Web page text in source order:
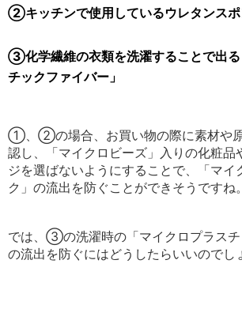
②キッチンで使用しているウレタンス
③化学繊維の衣類を洗濯することで出る
チックファイバー」
①、②の場合、お買い物の際に素材や
認し、「マイクロビーズ」入りの化粧品
ジを選ばないようにすることで、「マイ
ク」の流出を防ぐことができそうですね。
では、③の洗濯時の「マイクロプラスチ
の流出を防ぐにはどうしたらいいのでし